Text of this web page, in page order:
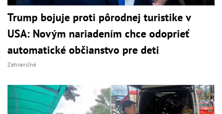
Trump bojuje proti pôrodnej turistike v
USA: Novým nariadením chce odoprieť
automatické občianstvo pre deti
Zahraničné